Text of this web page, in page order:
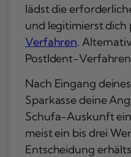
lädst die
und legitimierst dich
Verfahren.
PostIdent-
Nach Eingang
Sparkasse deine
Schufa-Auskunft
meist ein bis drei
Entscheidung